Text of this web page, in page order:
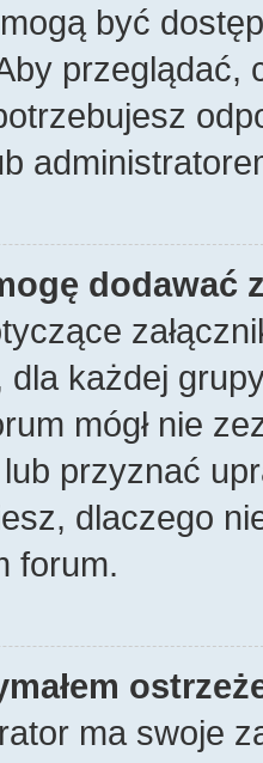
być
dodawać
dla każdej
mógł nie
przyznać
dlaczego
forum.
ma swoje